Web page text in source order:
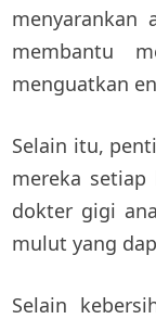
menyarankan
membantu
menguatkan
Selain itu,
mereka
dokter gigi
mulut yang
Selain